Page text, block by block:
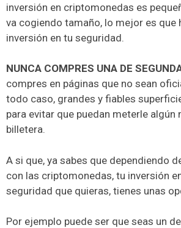
inversión en criptomonedas es
va cogiendo tamaño, lo mejor es que
inversión en tu seguridad.
NUNCA COMPRES UNA DE
compres en páginas que no sean
todo caso, grandes y fiables
para evitar que puedan meterle algún
billetera.
A si que, ya sabes que dependiendo
con las criptomonedas, tu inversión
seguridad que quieras, tienes unas
Por ejemplo puede ser que seas un